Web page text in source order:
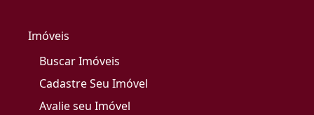
Imóveis
Buscar Imóveis
Cadastre Seu Imóvel
Avalie seu Imóvel